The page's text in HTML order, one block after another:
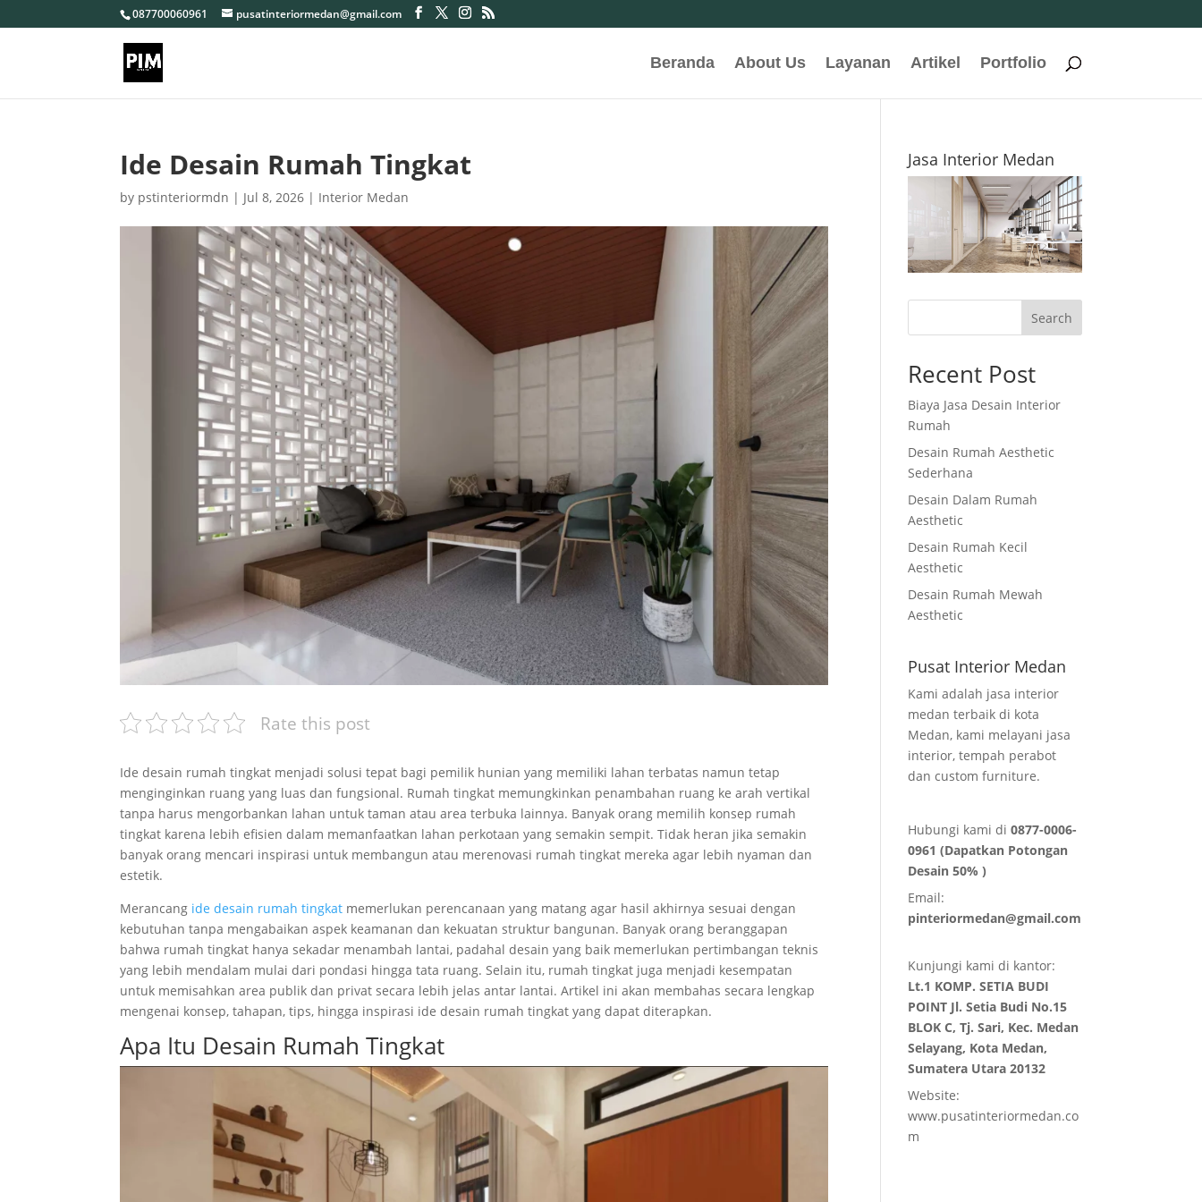
087700060961 pusatinteriormedan@gmail.com
Beranda About Us Layanan Artikel Portfolio
Ide Desain Rumah Tingkat
by pstinteriormdn | Jul 8, 2026 | Interior Medan
Rate this post
Ide desain rumah tingkat menjadi solusi tepat bagi pemilik hunian yang memiliki lahan terbatas namun tetap
menginginkan ruang yang luas dan fungsional. Rumah tingkat memungkinkan penambahan ruang ke arah vertikal
tanpa harus mengorbankan lahan untuk taman atau area terbuka lainnya. Banyak orang memilih konsep rumah
tingkat karena lebih efisien dalam memanfaatkan lahan perkotaan yang semakin sempit. Tidak heran jika semakin
banyak orang mencari inspirasi untuk membangun atau merenovasi rumah tingkat mereka agar lebih nyaman dan
estetik.
Merancang ide desain rumah tingkat memerlukan perencanaan yang matang agar hasil akhirnya sesuai dengan
kebutuhan tanpa mengabaikan aspek keamanan dan kekuatan struktur bangunan. Banyak orang beranggapan
bahwa rumah tingkat hanya sekadar menambah lantai, padahal desain yang baik memerlukan pertimbangan teknis
yang lebih mendalam mulai dari pondasi hingga tata ruang. Selain itu, rumah tingkat juga menjadi kesempatan
untuk memisahkan area publik dan privat secara lebih jelas antar lantai. Artikel ini akan membahas secara lengkap
mengenai konsep, tahapan, tips, hingga inspirasi ide desain rumah tingkat yang dapat diterapkan.
Apa Itu Desain Rumah Tingkat
Jasa Interior Medan
Search
Recent Post
Biaya Jasa Desain Interior
Rumah
Desain Rumah Aesthetic
Sederhana
Desain Dalam Rumah
Aesthetic
Desain Rumah Kecil
Aesthetic
Desain Rumah Mewah
Aesthetic
Pusat Interior Medan
Kami adalah jasa interior
medan terbaik di kota
Medan, kami melayani jasa
interior, tempah perabot
dan custom furniture.
Hubungi kami di0877-0006-
0961 (Dapatkan Potongan
Desain 50% )
Email:
pinteriormedan@gmail.com
Kunjungi kami di kantor:
Lt.1 KOMP. SETIA BUDI
POINT Jl. Setia Budi No.15
BLOK C, Tj. Sari, Kec. Medan
Selayang, Kota Medan,
Sumatera Utara 20132
Website:
www.pusatinteriormedan.co
m